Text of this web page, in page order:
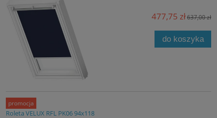
477,75 zł637,00 zł
do koszyka
Roleta VELUX RFL PK06 94x118
promocja